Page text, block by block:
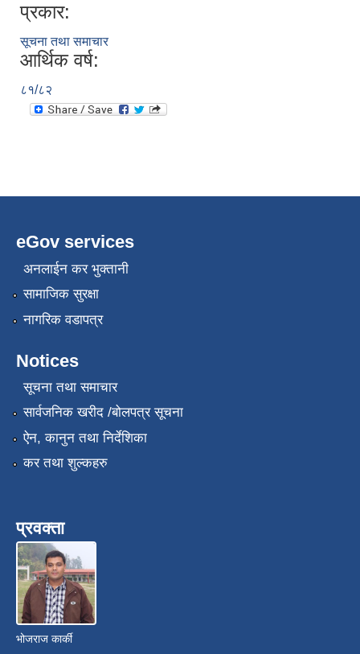
प्रकार:
सूचना तथा समाचार
आर्थिक वर्ष:
८१/८२
eGov services
अनलाईन कर भुक्तानी
सामाजिक सुरक्षा
नागरिक वडापत्र
Notices
सूचना तथा समाचार
सार्वजनिक खरीद /बोलपत्र सूचना
ऐन, कानुन तथा निर्देशिका
कर तथा शुल्कहरु
प्रवक्ता
भोजराज कार्की